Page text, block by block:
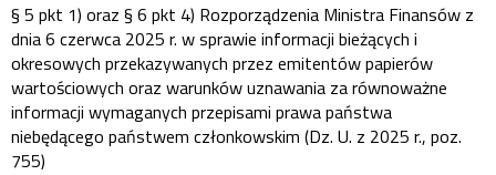
§ 5 pkt 1) oraz § 6 pkt 4) Rozporządzenia Ministra Finansów z
dnia 6 czerwca 2025 r. w sprawie informacji bieżących i
okresowych przekazywanych przez emitentów papierów
wartościowych oraz warunków uznawania za równoważne
informacji wymaganych przepisami prawa państwa
niebędącego państwem członkowskim (Dz. U. z 2025 r., poz.
755)